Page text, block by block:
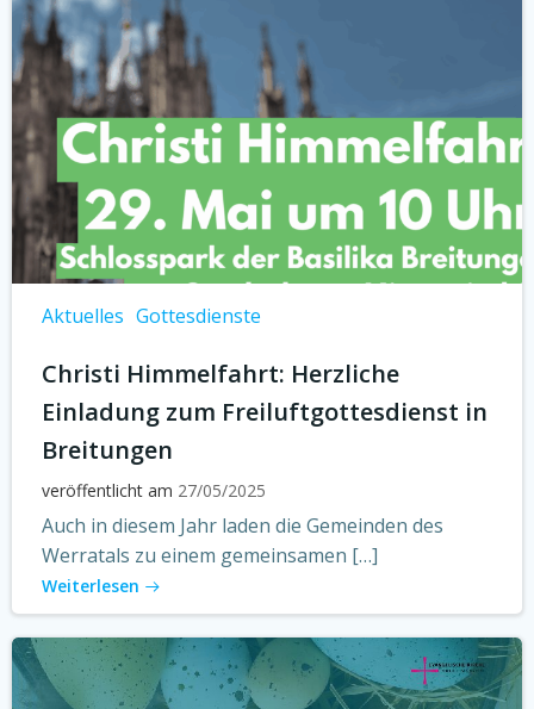
Aktuelles Gottesdienste
Christi Himmelfahrt: Herzliche
Einladung zum Freiluftgottesdienst in
Breitungen
veröffentlicht am 27/05/2025
Auch in diesem Jahr laden die Gemeinden des
Werratals zu einem gemeinsamen […]
Weiterlesen